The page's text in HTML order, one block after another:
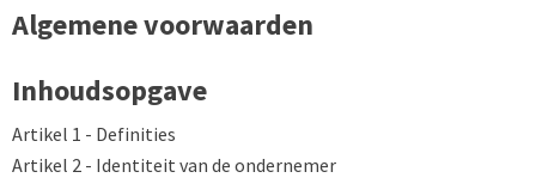
Algemene voorwaarden
Inhoudsopgave
Artikel 1 - Definities
Artikel 2 - Identiteit van de ondernemer